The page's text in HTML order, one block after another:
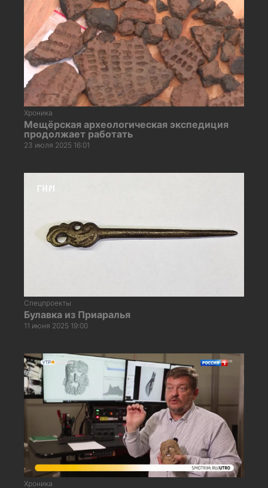
Хроника
Мещёрская археологическая экспедиция
продолжает работать
23 июля 2025 16:01
Спецпроекты
Булавка из Приаралья
11 июня 2025 19:00
Хроника